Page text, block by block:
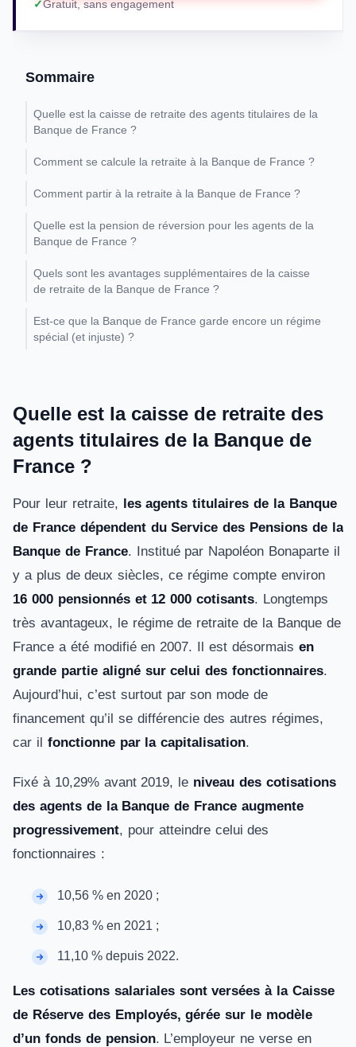
Gratuit, sans engagement
Sommaire
Quelle est la caisse de retraite des agents titulaires de la
Banque de France ?
Comment se calcule la retraite à la Banque de France ?
Comment partir à la retraite à la Banque de France ?
Quelle est la pension de réversion pour les agents de la
Banque de France ?
Quels sont les avantages supplémentaires de la caisse
de retraite de la Banque de France ?
Est‑ce que la Banque de France garde encore un régime
spécial (et injuste) ?
Quelle est la caisse de retraite des
agents titulaires de la Banque de
France ?
Pour leur retraite, les agents titulaires de la Banque
de France dépendent du Service des Pensions de la
Banque de France. Institué par Napoléon Bonaparte il
y a plus de deux siècles, ce régime compte environ
16 000 pensionnés et 12 000 cotisants. Longtemps
très avantageux, le régime de retraite de la Banque de
France a été modifié en 2007. Il est désormais en
grande partie aligné sur celui des fonctionnaires.
Aujourd’hui, c’est surtout par son mode de
financement qu’il se différencie des autres régimes,
car il fonctionne par la capitalisation.
Fixé à 10,29% avant 2019, le niveau des cotisations
des agents de la Banque de France augmente
progressivement, pour atteindre celui des
fonctionnaires :
10,56 % en 2020 ;
10,83 % en 2021 ;
11,10 % depuis 2022.
Les cotisations salariales sont versées à la Caisse
de Réserve des Employés, gérée sur le modèle
d’un fonds de pension. L’employeur ne verse en